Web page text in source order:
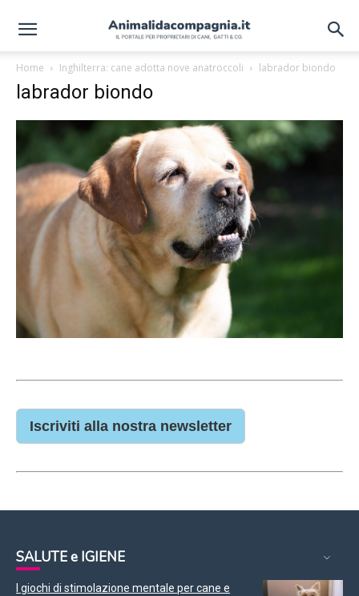
Home Inghilterra: cane adotta nove anatroccoli labrador biondo
labrador biondo
Iscriviti alla nostra newsletter
SALUTE e IGIENE
I giochi di stimolazione mentale per cane e